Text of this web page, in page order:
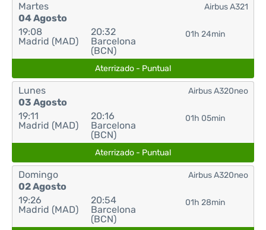
Martes
04 Agosto
19:08
Madrid (MAD)
20:32
Barcelona
(BCN)
01h 24min
Airbus A321
Aterrizado - Puntual
Lunes
03 Agosto
19:11
Madrid (MAD)
20:16
Barcelona
(BCN)
01h 05min
Airbus A320neo
Aterrizado - Puntual
Domingo
02 Agosto
19:26
Madrid (MAD)
20:54
Barcelona
(BCN)
01h 28min
Airbus A320neo